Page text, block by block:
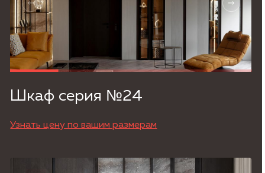
Шкаф серия №24
Узнать цену по вашим размерам